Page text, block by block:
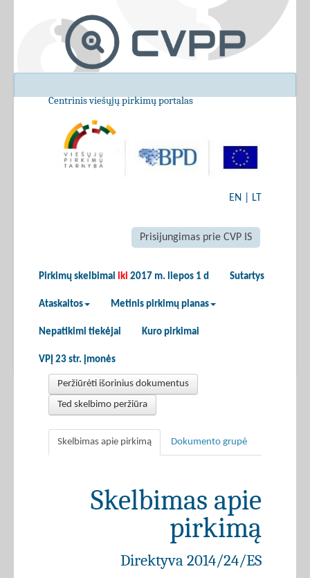
Centrinis viešųjų pirkimų portalas
EN LT
Prisijungimas prie CVP IS
Pirkimų skelbimai iki 2017 m. liepos 1 d Sutartys
Ataskaitos Metinis pirkimų planas
Nepatikimi tiekėjai Kuro pirkimai
VPĮ 23 str. įmonės
Peržiūrėti išorinius dokumentus
Ted skelbimo peržiūra
Skelbimas apie pirkimą Dokumento grupė
Skelbimas apie
pirkimą
Direktyva 2014/24/ES